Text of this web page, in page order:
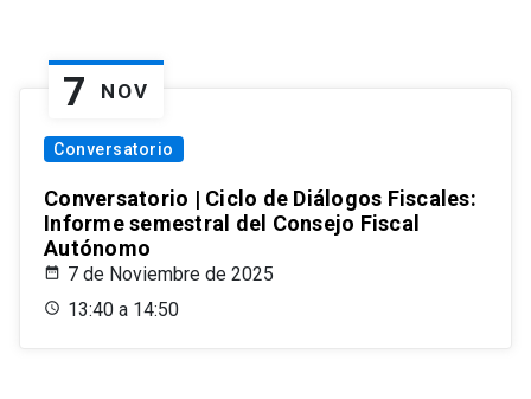
7 NOV
Conversatorio
Conversatorio | Ciclo de Diálogos Fiscales:
Informe semestral del Consejo Fiscal
Autónomo
7 de Noviembre de 2025
13:40 a 14:50